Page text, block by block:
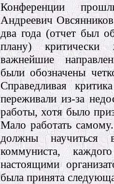
Конференции
Андреевич
два года (отчет был
плану) критически
важнейшие
были обозначены
Справедливая
переживали из-за
работы, хотя было
Мало работать
должны научиться
коммуниста,
настоящими
была принята